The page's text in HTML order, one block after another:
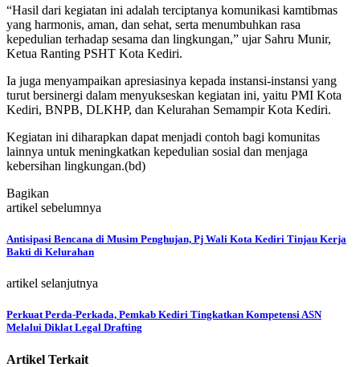
“Hasil dari kegiatan ini adalah terciptanya komunikasi kamtibmas
yang harmonis, aman, dan sehat, serta menumbuhkan rasa
kepedulian terhadap sesama dan lingkungan,” ujar Sahru Munir,
Ketua Ranting PSHT Kota Kediri.
Ia juga menyampaikan apresiasinya kepada instansi-instansi yang
turut bersinergi dalam menyukseskan kegiatan ini, yaitu PMI Kota
Kediri, BNPB, DLKHP, dan Kelurahan Semampir Kota Kediri.
Kegiatan ini diharapkan dapat menjadi contoh bagi komunitas
lainnya untuk meningkatkan kepedulian sosial dan menjaga
kebersihan lingkungan.(bd)
Bagikan
artikel sebelumnya
Antisipasi Bencana di Musim Penghujan, Pj Wali Kota Kediri Tinjau Kerja
Bakti di Kelurahan
artikel selanjutnya
Perkuat Perda-Perkada, Pemkab Kediri Tingkatkan Kompetensi ASN
Melalui Diklat Legal Drafting
Artikel Terkait